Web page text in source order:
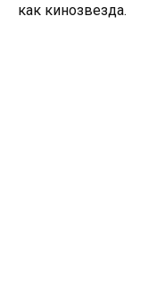
как кинозвезда.